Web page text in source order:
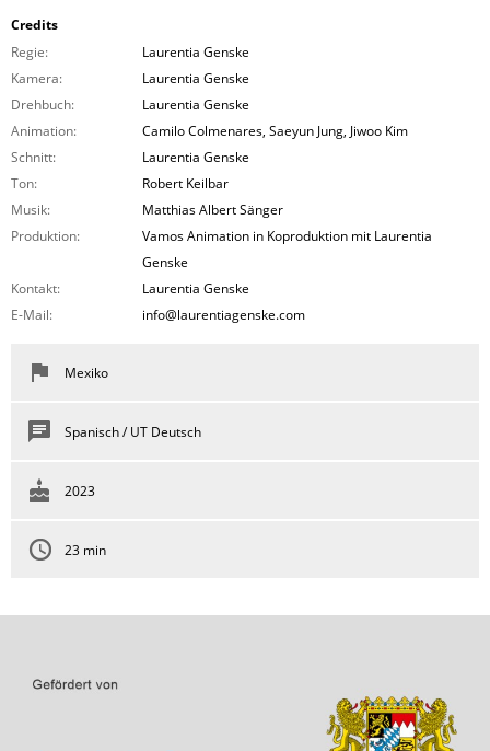
Credits
Regie:
Laurentia Genske
Kamera:
Laurentia Genske
Drehbuch:
Laurentia Genske
Animation:
Camilo Colmenares, Saeyun Jung, Jiwoo Kim
Schnitt:
Laurentia Genske
Ton:
Robert Keilbar
Musik:
Matthias Albert Sänger
Produktion:
Vamos Animation in Koproduktion mit Laurentia
Genske
Kontakt:
Laurentia Genske
E-Mail:
info@laurentiagenske.com
Mexiko
Spanisch / UT Deutsch
2023
23 min